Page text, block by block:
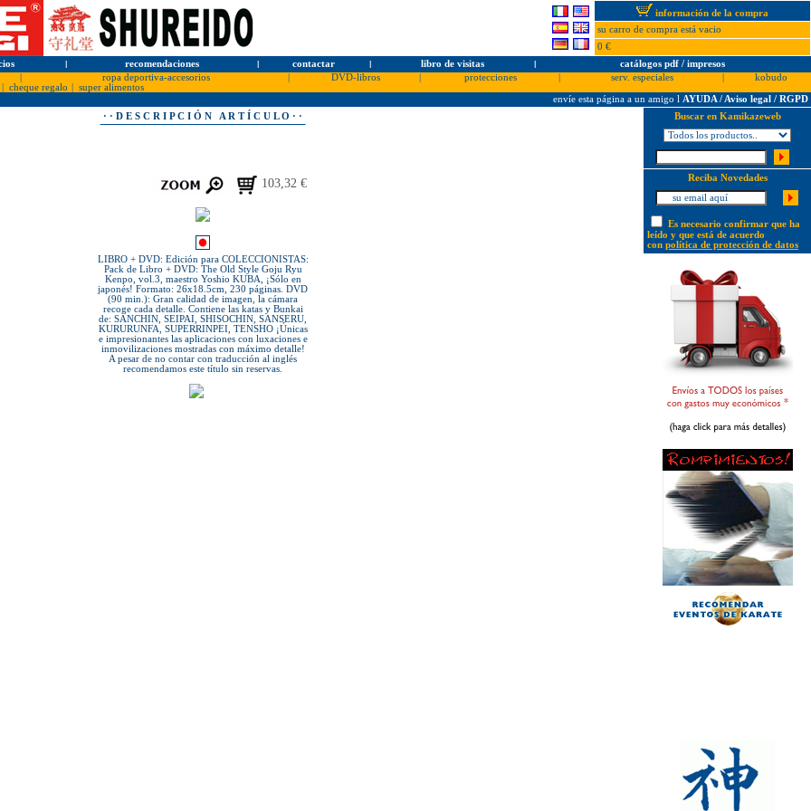
información de la compra
su carro de compra está vacio
0 €
l recomendaciones l contactar l libro de visitas l
catálogos pdf / impresos
ropa deportiva-accesorios DVD-libros protecciones serv. especiales
kobudo
cheque regalo
super alimentos
envíe esta página a un amigo l AYUDA / Aviso legal / RGPD
· · D E S C R I P C I Ó N A R T Í C U L O · ·
103,32 €
LIBRO + DVD: Edición para COLECCIONISTAS:
Pack de Libro + DVD: The Old Style Goju Ryu
Kenpo, vol.3, maestro Yoshio KUBA, ¡Sólo en
japonés! Formato: 26x18.5cm, 230 páginas. DVD
(90 min.): Gran calidad de imagen, la cámara
recoge cada detalle. Contiene las katas y Bunkai
de: SANCHIN, SEIPAI, SHISOCHIN, SANSERU,
KURURUNFA, SUPERRINPEI, TENSHO ¡Únicas
e impresionantes las aplicaciones con luxaciones e
inmovilizaciones mostradas con máximo detalle!
A pesar de no contar con traducción al inglés
recomendamos este título sin reservas.
Buscar en Kamikazeweb
Reciba Novedades
Es necesario confirmar que ha
leído y que está de acuerdo
con política de protección de datos